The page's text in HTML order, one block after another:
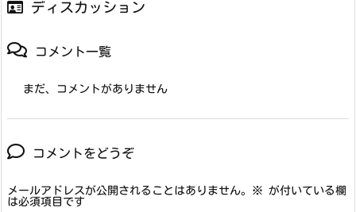
ディスカッション
コメント一覧
まだ、コメントがありません
コメントをどうぞ
メールアドレスが公開されることはありません。 ※ が付いている欄
は必須項目です